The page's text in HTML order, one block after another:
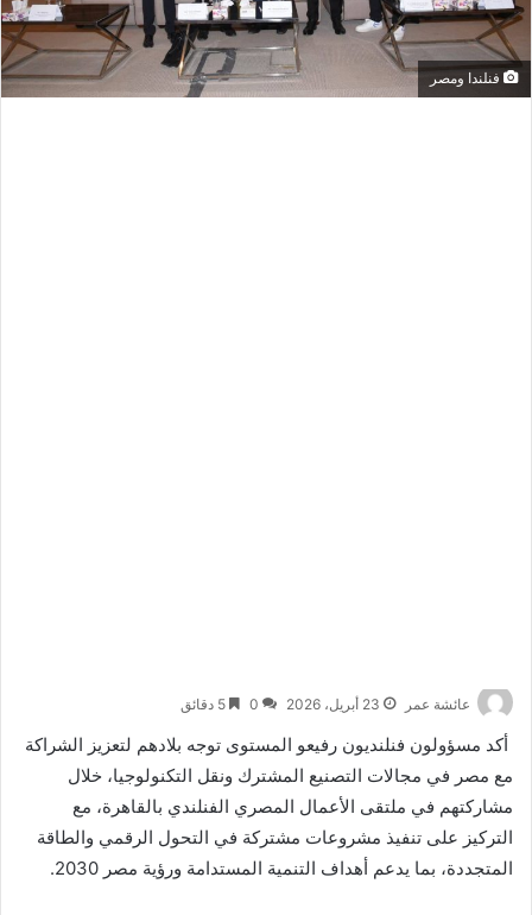
فنلندا ومصر
عائشة عمر 23 أبريل، 2026 0
أكد مسؤولون فنلنديون رفيعو المستوى توجه بلادهم لتعزيز الشراكة
مع مصر في مجالات التصنيع المشترك ونقل التكنولوجيا، خلال
مشاركتهم في ملتقى الأعمال المصري الفنلندي بالقاهرة، مع
التركيز على تنفيذ مشروعات مشتركة في التحول الرقمي والطاقة
المتجددة، بما يدعم أهداف التنمية المستدامة ورؤية مصر 2030.